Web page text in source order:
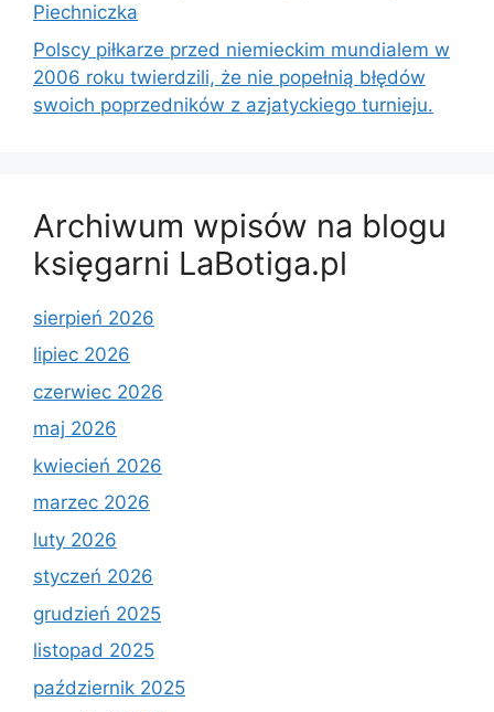
Piechniczka
Polscy piłkarze przed niemieckim mundialem w
2006 roku twierdzili, że nie popełnią błędów
swoich poprzedników z azjatyckiego turnieju.
Archiwum wpisów na blogu
księgarni LaBotiga.pl
sierpień 2026
lipiec 2026
czerwiec 2026
maj 2026
kwiecień 2026
marzec 2026
luty 2026
styczeń 2026
grudzień 2025
listopad 2025
październik 2025